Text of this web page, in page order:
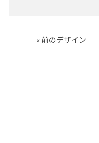
« 前のデザイン